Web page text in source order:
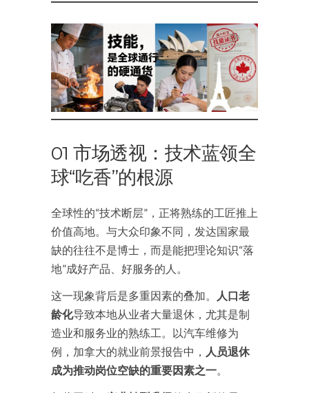
01 市场透视：技术蓝领全
球“吃香”的根源
全球性的“技术断层”，正将熟练的工匠推上
价值高地。与大众印象不同，发达国家最
缺的往往不是博士，而是能把理论知识“落
地”成好产品、好服务的人。
这一现象背后是多重因素的叠加。
人口老
龄化导致本地从业者大量退休，尤其是制
造业和服务业的熟练工。以汽车维修为
例，加拿大的就业前景报告中， 人员退休
成为推动岗位空缺的重要因素之一。